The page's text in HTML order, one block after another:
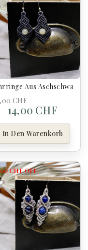
Aus
CHF
14,00 CHF
In Den Warenkorb
CHFOFF